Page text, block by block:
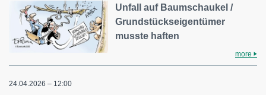
Unfall auf Baumschaukel /
Grundstückseigentümer
musste haften
more
24.04.2026 – 12:00